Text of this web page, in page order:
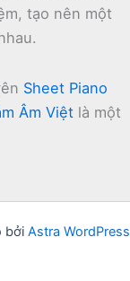
tạo nên một
Sheet Piano
Âm Việt là một
bởi Astra WordPress